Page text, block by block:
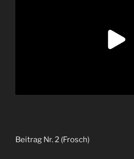
Beitrag Nr. 2 (Frosch)